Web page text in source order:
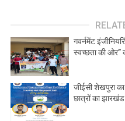
गवर्नमेंट
स्वच्छता की ओर”
जीईसी शेखपुरा
छात्रों का